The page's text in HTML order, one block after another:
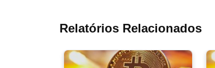
Relatórios Relacionados